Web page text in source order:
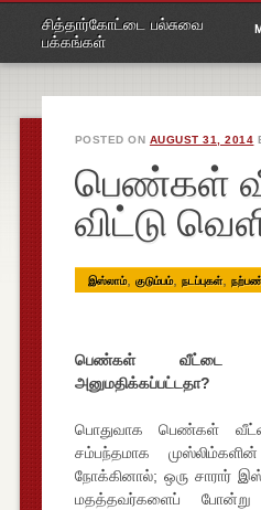
சித்தார்கோட்டை பல்சுவை
பக்கங்கள்
POSTED ON AUGUST 31, 2014
பெண்கள்
விட்டு
இஸ்லாம், குடும்பம், நடப்புகள்,
பெண்கள் வீட்டை
அனுமதிக்கப்பட்டதா?
பொதுவாக பெண்கள்
சம்பந்தமாக
நோக்கினால்; ஒரு சாரார்
மதத்தவர்களைப் போன்று